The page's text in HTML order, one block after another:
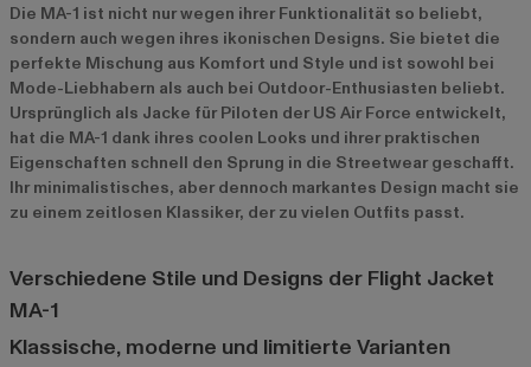
Die MA-1 ist nicht nur wegen ihrer Funktionalität so beliebt,
sondern auch wegen ihres ikonischen Designs. Sie bietet die
perfekte Mischung aus Komfort und Style und ist sowohl bei
Mode-Liebhabern als auch bei Outdoor-Enthusiasten beliebt.
Ursprünglich als Jacke für Piloten der US Air Force entwickelt,
hat die MA-1 dank ihres coolen Looks und ihrer praktischen
Eigenschaften schnell den Sprung in die Streetwear geschafft.
Ihr minimalistisches, aber dennoch markantes Design macht sie
zu einem zeitlosen Klassiker, der zu vielen Outfits passt.
Verschiedene Stile und Designs der Flight Jacket
MA-1
Klassische, moderne und limitierte Varianten